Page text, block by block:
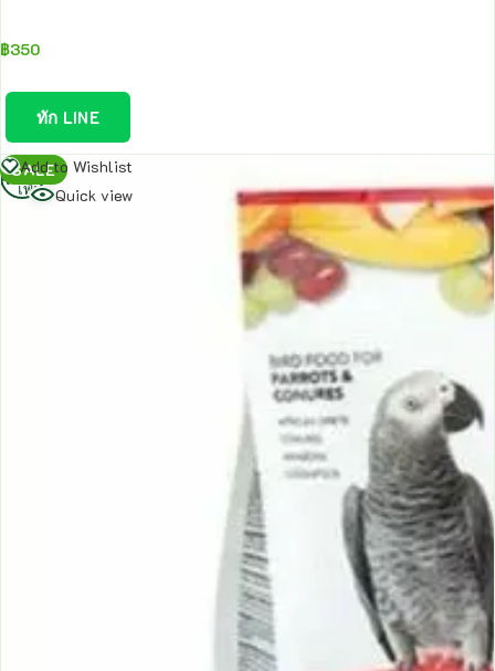
฿350
ทัก LINE
SALE
Add to Wishlist
Quick view
อ่าน
เพิ่ม